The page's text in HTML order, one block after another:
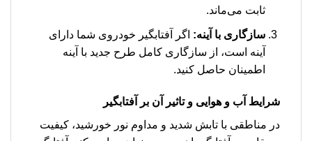
ثابت می‌ماند.
سازگاری با آینه: اگر آفتابگیر خودروی شما دارای
آینه است، از سازگاری کامل طرح جدید با آینه
اطمینان حاصل کنید.
شرایط آب و هوایی و تاثیر آن بر آفتابگیر
در مناطقی با تابش شدید و مداوم نور خورشید، کیفیت